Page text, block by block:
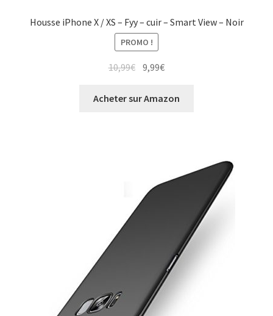
Housse iPhone X / XS – Fyy – cuir – Smart View – Noir
PROMO !
10,99€ 9,99€
Acheter sur Amazon